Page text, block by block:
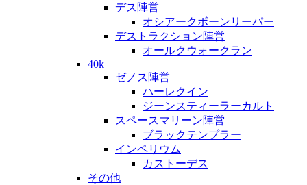
デス陣営
オシアークボーンリーパー
デストラクション陣営
オールクウォークラン
40k
ゼノス陣営
ハーレクイン
ジーンスティーラーカルト
スペースマリーン陣営
ブラックテンプラー
インペリウム
カストーデス
その他